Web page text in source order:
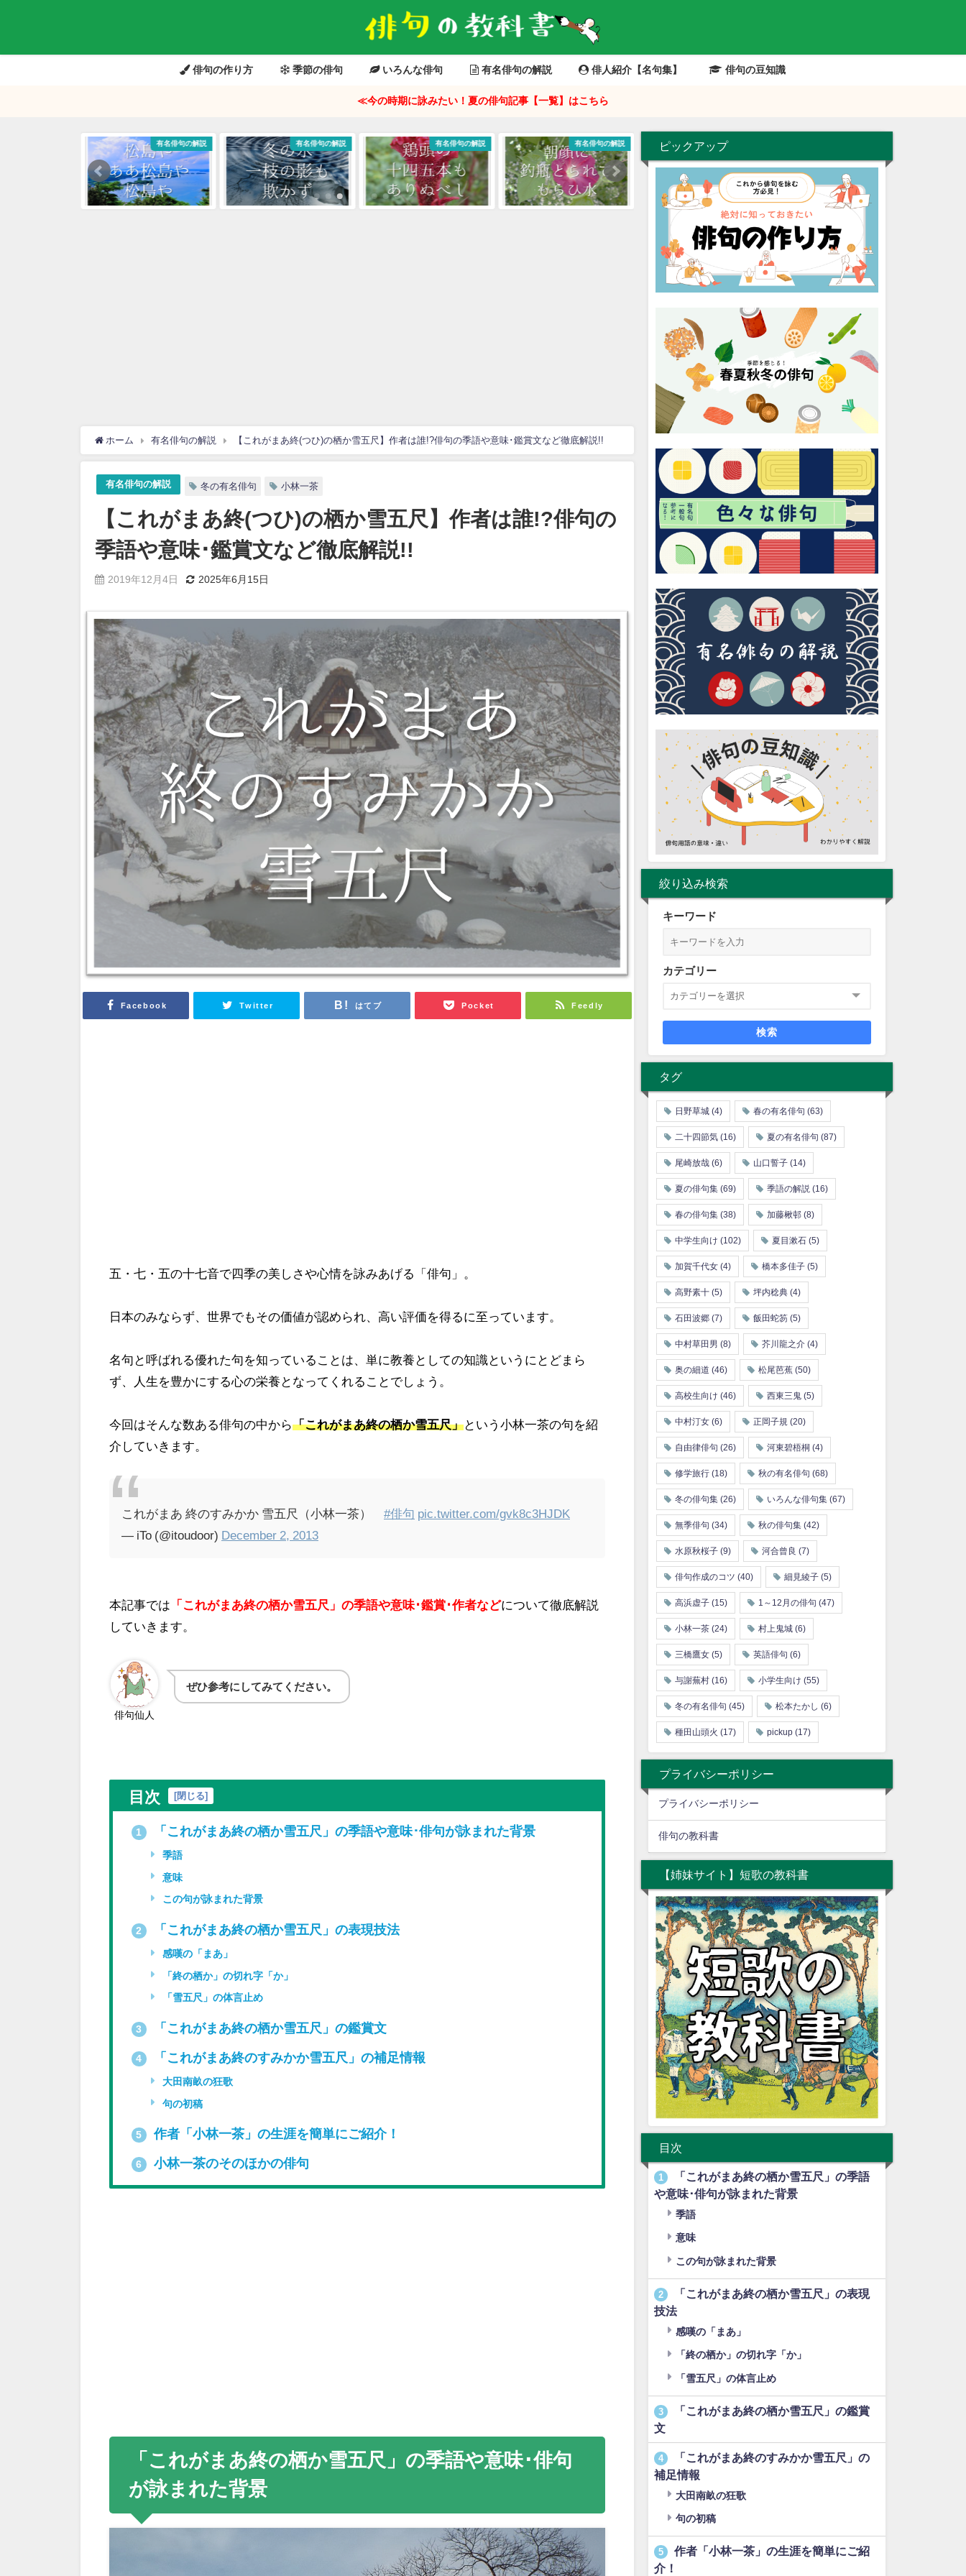
俳句の作り方 季節の俳句 いろんな俳句 有名俳句の解説 俳人紹介【名句集】 俳句の豆知識
≪今の時期に詠みたい！夏の俳句記事【一覧】はこちら
有名俳句の解説 有名俳句の解説 有名俳句の解説 有名俳句の解説 有名俳句の解説
ホーム 有名俳句の解説 【これがまあ終(つひ)の栖か雪五尺】作者は誰!?俳句の季語や意味･鑑賞文など徹底解説!!
有名俳句の解説 冬の有名俳句 小林一茶
【これがまあ終(つひ)の栖か雪五尺】作者は誰!?俳句の
季語や意味･鑑賞文など徹底解説!!
2019年12月4日 2025年6月15日
Facebook Twitter はてブ Pocket Feedly
五・七・五の十七音で四季の美しさや心情を詠みあげる「俳句」。
日本のみならず、世界でもその価値が認められ、高い評価を得るに至っています。
名句と呼ばれる優れた句を知っていることは、単に教養としての知識というにとどまら
ず、人生を豊かにする心の栄養となってくれることでしょう。
今回はそんな数ある俳句の中から「これがまあ終の栖か雪五尺」という小林一茶の句を紹
介していきます。
これがまあ 終のすみかか 雪五尺（小林一茶） #俳句 pic.twitter.com/gvk8c3HJDK
— iTo (@itoudoor) December 2, 2013
本記事では 「これがまあ終の栖か雪五尺」の季語や意味･鑑賞･作者などについて徹底解説
していきます。
俳句仙人
ぜひ参考にしてみてください。
目次 [閉じる]
1 「これがまあ終の栖か雪五尺」の季語や意味･俳句が詠まれた背景
季語
意味
この句が詠まれた背景
2 「これがまあ終の栖か雪五尺」の表現技法
感嘆の「まあ」
「終の栖か」の切れ字「か」
「雪五尺」の体言止め
3 「これがまあ終の栖か雪五尺」の鑑賞文
4 「これがまあ終のすみかか雪五尺」の補足情報
大田南畝の狂歌
句の初稿
5 作者「小林一茶」の生涯を簡単にご紹介！
6 小林一茶のそのほかの俳句
「これがまあ終の栖か雪五尺」の季語や意味･俳句
が詠まれた背景
ピックアップ
絞り込み検索
キーワード
カテゴリー
検索
タグ
日野草城 (4) 春の有名俳句 (63)
二十四節気 (16) 夏の有名俳句 (87)
尾崎放哉 (6) 山口誓子 (14)
夏の俳句集 (69) 季語の解説 (16)
春の俳句集 (38) 加藤楸邨 (8)
中学生向け (102) 夏目漱石 (5)
加賀千代女 (4) 橋本多佳子 (5)
高野素十 (5) 坪内稔典 (4)
石田波郷 (7) 飯田蛇笏 (5)
中村草田男 (8) 芥川龍之介 (4)
奥の細道 (46) 松尾芭蕉 (50)
高校生向け (46) 西東三鬼 (5)
中村汀女 (6) 正岡子規 (20)
自由律俳句 (26) 河東碧梧桐 (4)
修学旅行 (18) 秋の有名俳句 (68)
冬の俳句集 (26) いろんな俳句集 (67)
無季俳句 (34) 秋の俳句集 (42)
水原秋桜子 (9) 河合曾良 (7)
俳句作成のコツ (40) 細見綾子 (5)
高浜虚子 (15) 1～12月の俳句 (47)
小林一茶 (24) 村上鬼城 (6)
三橋鷹女 (5) 英語俳句 (6)
与謝蕪村 (16) 小学生向け (55)
冬の有名俳句 (45) 松本たかし (6)
種田山頭火 (17) pickup (17)
プライバシーポリシー
プライバシーポリシー
俳句の教科書
【姉妹サイト】短歌の教科書
目次
1
「これがまあ終の栖か雪五尺」の季語
や意味･俳句が詠まれた背景
季語
意味
この句が詠まれた背景
2
「これがまあ終の栖か雪五尺」の表現
技法
感嘆の「まあ」
「終の栖か」の切れ字「か」
「雪五尺」の体言止め
3
「これがまあ終の栖か雪五尺」の鑑賞
文
4
「これがまあ終のすみかか雪五尺」の
補足情報
大田南畝の狂歌
句の初稿
5
作者「小林一茶」の生涯を簡単にご紹
介！